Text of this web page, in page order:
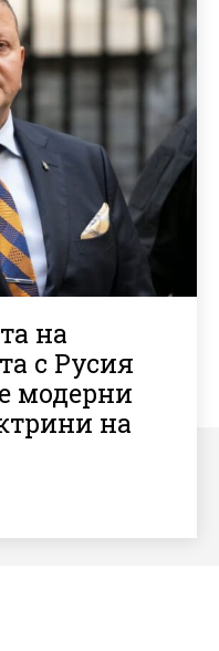
на
с Русия
модерни
на